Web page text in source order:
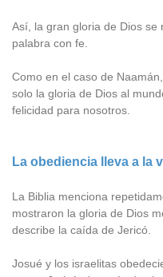
Así, la gran gloria de Dios se
palabra con fe.
Como en el caso de
solo la gloria de Dios al
felicidad para nosotros.
La obediencia lleva a la
La Biblia menciona
mostraron la gloria de Dios
describe la caída de Jericó.
Josué y los israelitas